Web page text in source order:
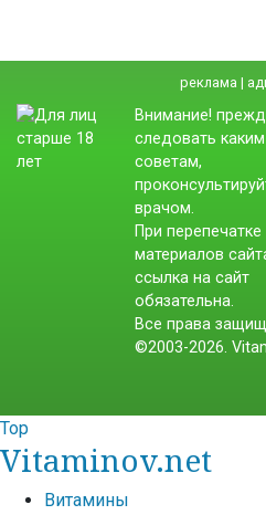
реклама |
Внимание!
следовать
советам,
врачом.
При перепечатке
материалов
ссылка на сайт
обязательна.
Все права
©2003-2026.
Top
Vitaminov.net
Витамины